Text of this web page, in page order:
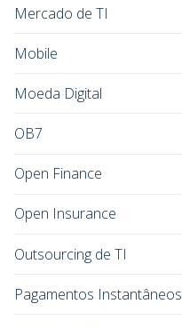
Mercado de TI
Mobile
Moeda Digital
OB7
Open Finance
Open Insurance
Outsourcing de TI
Pagamentos Instantâneos